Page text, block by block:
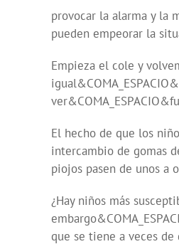
provocar la alarma y la
pueden empeorar la
Empieza el cole y
El hecho de que los
intercambio de gomas
piojos pasen de unos a
¿Hay niños más
que se tiene a veces